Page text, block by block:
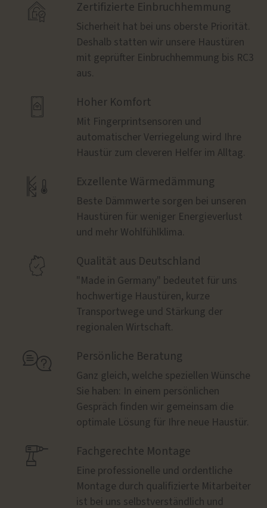
 Zertifizierte Einbruchhemmung
Sicherheit hat bei uns oberste Priorität.
Deshalb statten wir unsere Haustüren
mit geprüfter Einbruchhemmung bis RC3
aus.
 Hoher Komfort
Mit Fingerprintsensoren und
automatischer Verriegelung wird Ihre
Haustür zum cleveren Helfer im Alltag.
 Exzellente Wärmedämmung
Beste Dämmwerte sorgen bei unseren
Haustüren für weniger Energieverlust
und mehr Wohlfühlklima.
 Qualität aus Deutschland
"Made in Germany" bedeutet für uns
hochwertige Haustüren, kurze
Transportwege und Stärkung der
regionalen Wirtschaft.
 Persönliche Beratung
Ganz gleich, welche speziellen Wünsche
Sie haben: In einem persönlichen
Gespräch finden wir gemeinsam die
optimale Lösung für Ihre neue Haustür.
 Fachgerechte Montage
Eine professionelle und ordentliche
Montage durch qualifizierte Mitarbeiter
ist bei uns selbstverständlich und